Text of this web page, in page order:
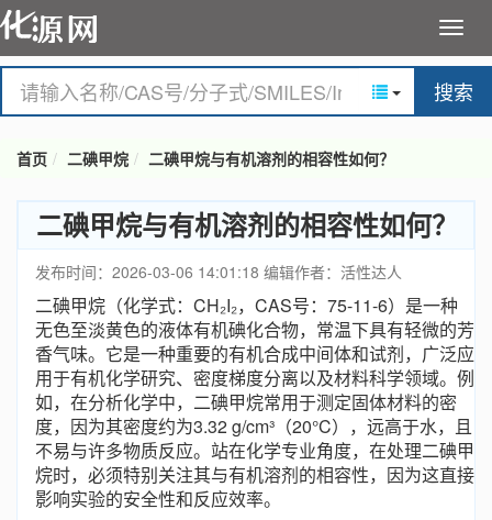
搜索
首页 二碘甲烷 二碘甲烷与有机溶剂的相容性如何？
二碘甲烷与有机溶剂的相容性如何？
发布时间：2026-03-06 14:01:18 编辑作者：活性达人
二碘甲烷（化学式：CH₂I₂，CAS号：75-11-6）是一种
无色至淡黄色的液体有机碘化合物，常温下具有轻微的芳
香气味。它是一种重要的有机合成中间体和试剂，广泛应
用于有机化学研究、密度梯度分离以及材料科学领域。例
如，在分析化学中，二碘甲烷常用于测定固体材料的密
度，因为其密度约为3.32 g/cm³（20°C），远高于水，且
不易与许多物质反应。站在化学专业角度，在处理二碘甲
烷时，必须特别关注其与有机溶剂的相容性，因为这直接
影响实验的安全性和反应效率。